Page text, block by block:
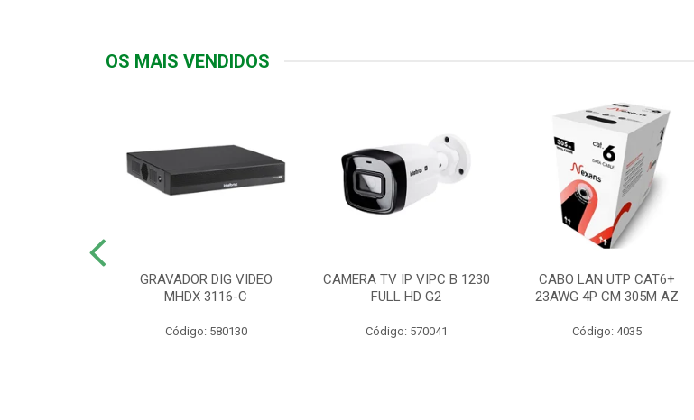
OS MAIS VENDIDOS
GRAVADOR DIG VIDEO
MHDX 3116-C
Código: 580130
CAMERA TV IP VIPC B 1230
FULL HD G2
Código: 570041
CABO LAN UTP CAT6+
23AWG 4P CM 305M AZ
Código: 4035